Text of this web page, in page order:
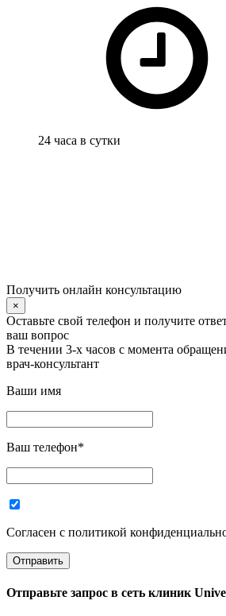
24 часа в сутки
Получить онлайн консультацию
×
Оставьте свой телефон и получите
ваш вопрос
В течении 3-х часов с момента
врач-консультант
Ваши имя
Ваш телефон*
Согласен с политикой
Отправьте запрос в сеть клиник